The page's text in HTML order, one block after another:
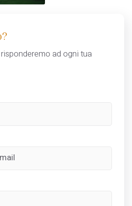
ad ogni tua